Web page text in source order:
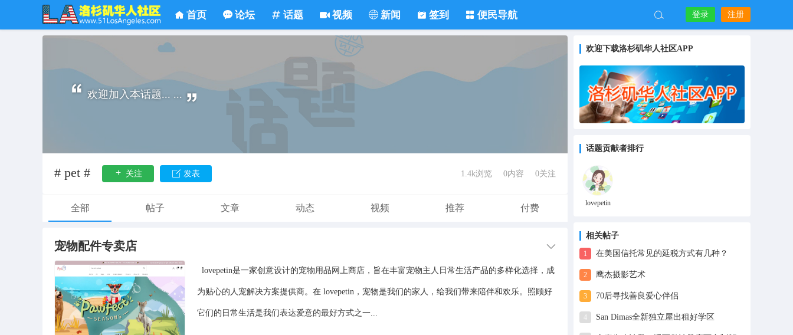
首页 论坛 话题 视频 新闻 签到 便民导航 登录 注册
欢迎下载洛杉矶华人社区APP
话题贡献者排行
lovepetin
相关帖子
1 在美国信托常见的延税方式有几种？
2 鹰杰摄影艺术
3 70后寻找善良爱心伴侣
4 San Dimas全新独立屋出租好学区
欢迎加入本话题... ...
# pet # 关注 发表 1.4k浏览 0内容 0关注
全部 帖子 文章 动态 视频 推荐 付费
宠物配件专卖店
lovepetin是一家创意设计的宠物用品网上商店，旨在丰富宠物主人日常生活产品的多样化选择，成
为贴心的人宠解决方案提供商。在 lovepetin，宠物是我们的家人，给我们带来陪伴和欢乐。照顾好
它们的日常生活是我们表达爱意的最好方式之一...